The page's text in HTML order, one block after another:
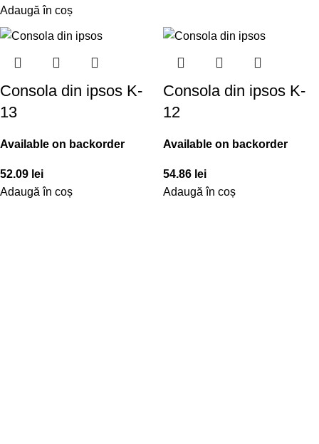
Adaugă în coș
Consola din ipsos K-
13
Available on backorder
52.09 lei
Adaugă în coș
Consola din ipsos K-
12
Available on backorder
54.86 lei
Adaugă în coș